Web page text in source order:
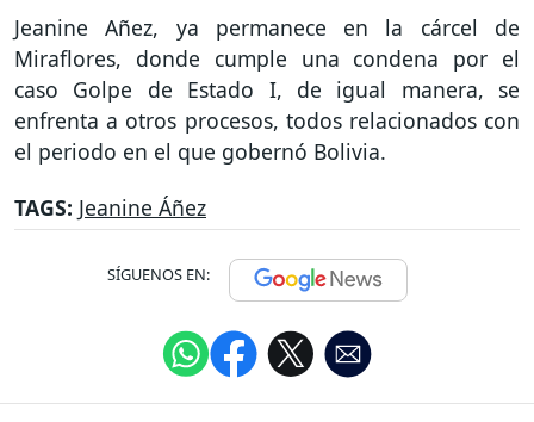
Jeanine Añez, ya permanece en la cárcel de
Miraflores, donde cumple una condena por el
caso Golpe de Estado I, de igual manera, se
enfrenta a otros procesos, todos relacionados con
el periodo en el que gobernó Bolivia.
TAGS: Jeanine Áñez
SÍGUENOS EN: